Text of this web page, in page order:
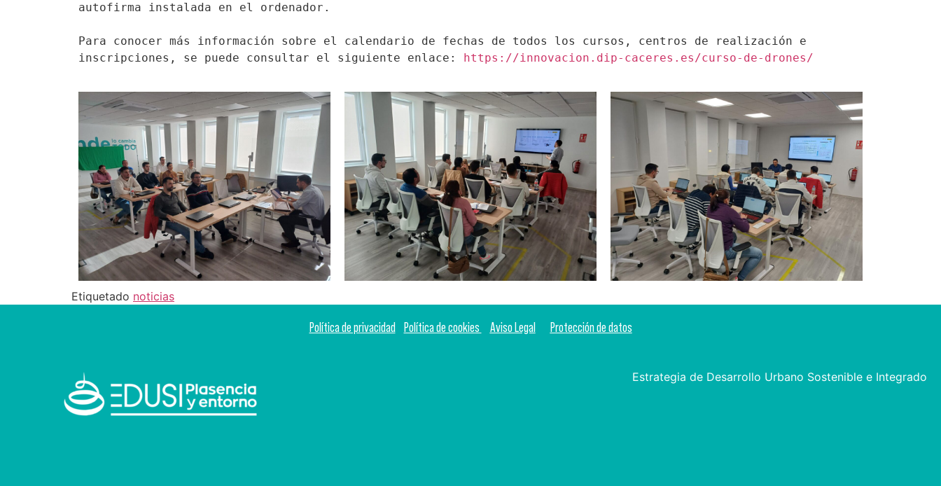
autofirma instalada en el ordenador.
Para conocer más información sobre el calendario de fechas de todos los cursos, centros de realización e
inscripciones, se puede consultar el siguiente enlace: https://innovacion.dip-caceres.es/curso-de-drones/
Etiquetado noticias
Política de privacidad Política de cookies Aviso Legal Protección de datos
Estrategia de Desarrollo Urbano Sostenible e Integrado